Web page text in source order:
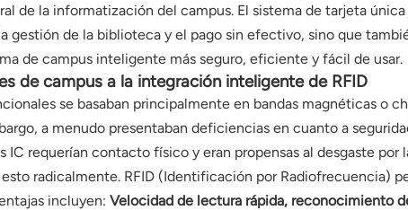
de la informatización del campus. El sistema de tarjeta
gestión de la biblioteca y el pago sin efectivo, sino que
de campus inteligente más seguro, eficiente y fácil de usar.
de campus a la integración inteligente de RFID
se basaban principalmente en bandas magnéticas o
a menudo presentaban deficiencias en cuanto a
IC requerían contacto físico y eran propensas al desgaste por
esto radicalmente. RFID (Identificación por
incluyen: Velocidad de lectura rápida, reconocimiento